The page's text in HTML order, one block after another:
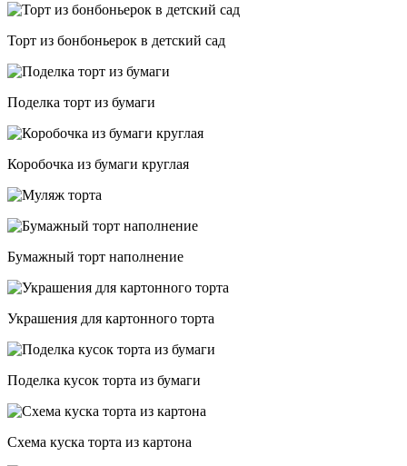
Торт из бонбоньерок в детский сад
Поделка торт из бумаги
Коробочка из бумаги круглая
Бумажный торт наполнение
Украшения для картонного торта
Поделка кусок торта из бумаги
Схема куска торта из картона